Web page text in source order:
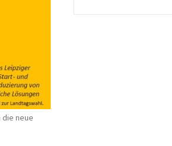
die neue